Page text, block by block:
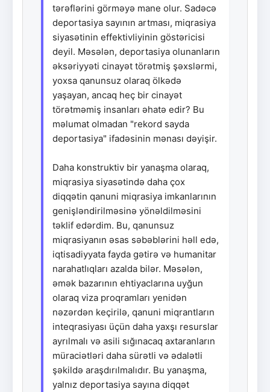
tərəflərini görməyə mane olur. Sadəcə
deportasiya sayının artması, miqrasiya
siyasətinin effektivliyinin göstəricisi
deyil. Məsələn, deportasiya olunanların
əksəriyyəti cinayət törətmiş şəxslərmi,
yoxsa qanunsuz olaraq ölkədə
yaşayan, ancaq heç bir cinayət
törətməmiş insanları əhatə edir? Bu
məlumat olmadan "rekord sayda
deportasiya" ifadəsinin mənası dəyişir.
Daha konstruktiv bir yanaşma olaraq,
miqrasiya siyasətində daha çox
diqqətin qanuni miqrasiya imkanlarının
genişləndirilməsinə yönəldilməsini
təklif edərdim. Bu, qanunsuz
miqrasiyanın əsas səbəblərini həll edə,
iqtisadiyyata fayda gətirə və humanitar
narahatlıqları azalda bilər. Məsələn,
əmək bazarının ehtiyaclarına uyğun
olaraq viza proqramları yenidən
nəzərdən keçirilə, qanuni miqrantların
inteqrasiyası üçün daha yaxşı resurslar
ayrılmalı və asili sığınacaq axtaranların
müraciətləri daha sürətli və ədalətli
şəkildə araşdırılmalıdır. Bu yanaşma,
yalnız deportasiya sayına diqqət